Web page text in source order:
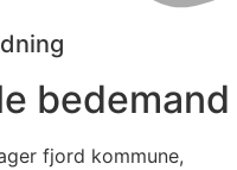
bedemand
fjord kommune,